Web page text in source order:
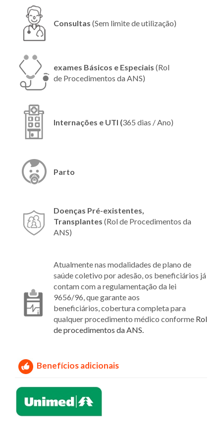
Consultas (Sem limite de utilização)
exames Básicos e Especiais (Rol
de Procedimentos da ANS)
Internações e UTI (365 dias / Ano)
Parto
Doenças Pré-existentes,
Transplantes (Rol de Procedimentos da
ANS)
Atualmente nas modalidades de plano de
saúde coletivo por adesão, os beneficiários já
contam com a regulamentação da lei
9656/96, que garante aos
beneficiários, cobertura completa para
qualquer procedimento médico conforme Rol
de procedimentos da ANS.
Benefícios adicionais